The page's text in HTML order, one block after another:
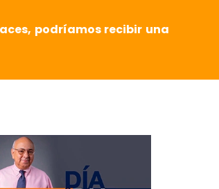
podríamos recibir una